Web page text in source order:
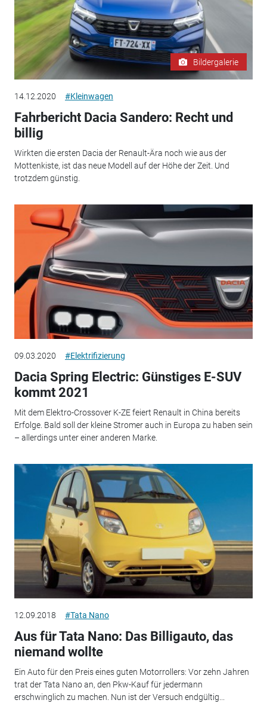
Bildergalerie
14.12.2020 #Kleinwagen
Fahrbericht Dacia Sandero: Recht und
billig
Wirkten die ersten Dacia der Renault-Ära noch wie aus der
Mottenkiste, ist das neue Modell auf der Höhe der Zeit. Und
trotzdem günstig.
09.03.2020 #Elektrifizierung
Dacia Spring Electric: Günstiges E-SUV
kommt 2021
Mit dem Elektro-Crossover K-ZE feiert Renault in China bereits
Erfolge. Bald soll der kleine Stromer auch in Europa zu haben sein
– allerdings unter einer anderen Marke.
12.09.2018 #Tata Nano
Aus für Tata Nano: Das Billigauto, das
niemand wollte
Ein Auto für den Preis eines guten Motorrollers: Vor zehn Jahren
trat der Tata Nano an, den Pkw-Kauf für jedermann
erschwinglich zu machen. Nun ist der Versuch endgültig...